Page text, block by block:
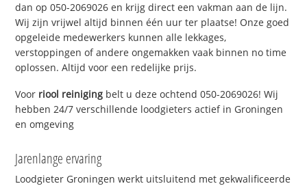
dan op 050-2069026 en krijg direct een vakman aan de lijn.
Wij zijn vrijwel altijd binnen één uur ter plaatse! Onze goed
opgeleide medewerkers kunnen alle lekkages,
verstoppingen of andere ongemakken vaak binnen no time
oplossen. Altijd voor een redelijke prijs.
Voor riool reiniging belt u deze ochtend 050-2069026! Wij
hebben 24/7 verschillende loodgieters actief in Groningen
en omgeving
Jarenlange ervaring
Loodgieter Groningen werkt uitsluitend met gekwalificeerde